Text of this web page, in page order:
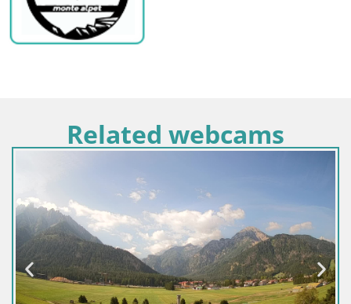
Related webcams